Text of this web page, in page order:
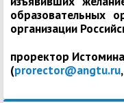
образовательных
организации
проректор
(prorector@angtu.ru